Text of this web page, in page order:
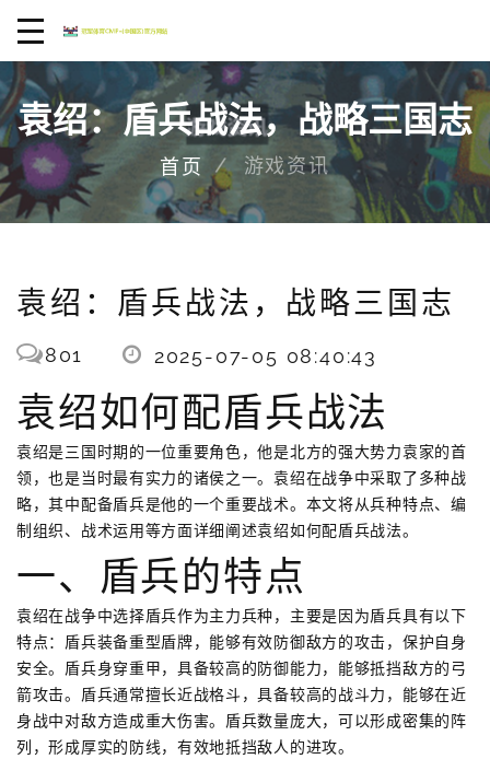
袁绍：盾兵战法，战略三国志
首页 游戏资讯
袁绍：盾兵战法，战略三国志
801 2025-07-05 08:40:43
袁绍如何配盾兵战法
袁绍是三国时期的一位重要角色，他是北方的强大势力袁家的首
领，也是当时最有实力的诸侯之一。袁绍在战争中采取了多种战
略，其中配备盾兵是他的一个重要战术。本文将从兵种特点、编
制组织、战术运用等方面详细阐述袁绍如何配盾兵战法。
一、盾兵的特点
袁绍在战争中选择盾兵作为主力兵种，主要是因为盾兵具有以下
特点：盾兵装备重型盾牌，能够有效防御敌方的攻击，保护自身
安全。盾兵身穿重甲，具备较高的防御能力，能够抵挡敌方的弓
箭攻击。盾兵通常擅长近战格斗，具备较高的战斗力，能够在近
身战中对敌方造成重大伤害。盾兵数量庞大，可以形成密集的阵
列，形成厚实的防线，有效地抵挡敌人的进攻。